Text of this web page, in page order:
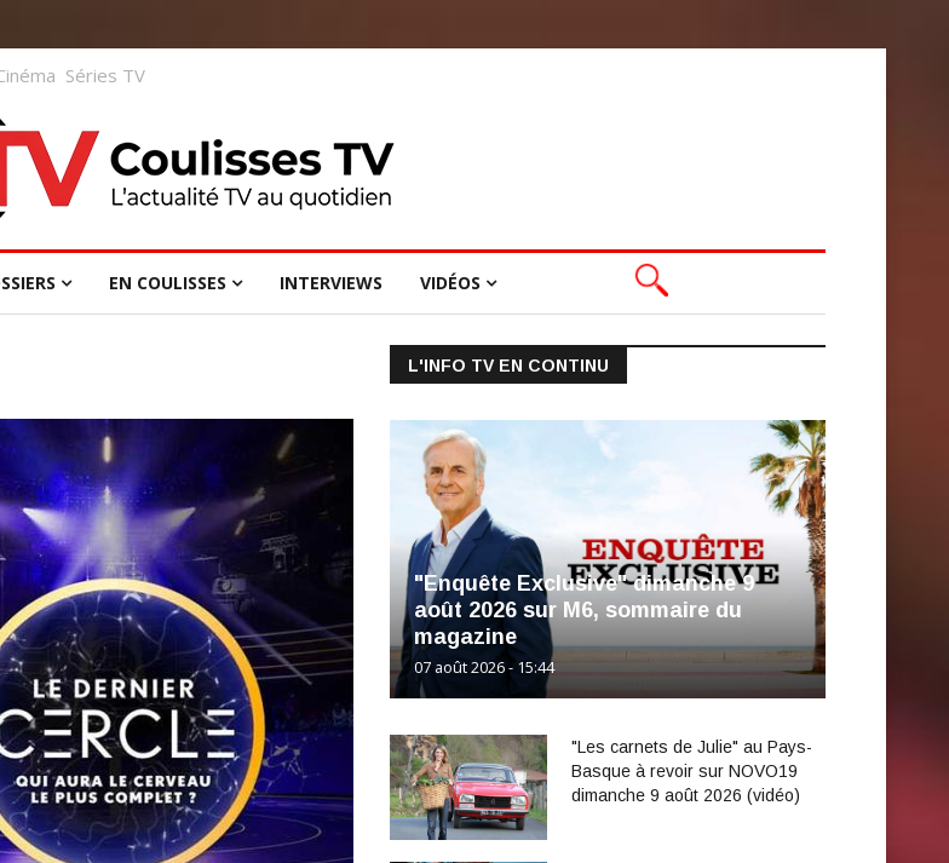
Séries TV
EN COULISSES INTERVIEWS VIDÉOS
L'INFO TV EN CONTINU
"Enquête Exclusive" dimanche 9
août 2026 sur M6, sommaire du
magazine
07 août 2026 - 15:44
"Les carnets de Julie" au Pays-
Basque à revoir sur NOVO19
dimanche 9 août 2026 (vidéo)